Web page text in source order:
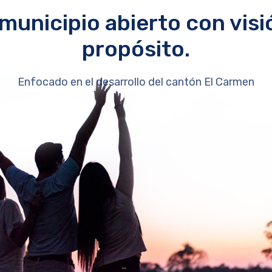
abierto con
propósito.
Enfocado en el desarrollo del cantón El Carmen